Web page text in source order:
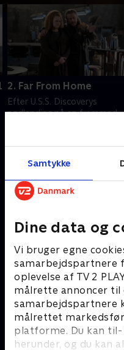
Samtykke
Dine data og
Vi bruger egne
samarbejdspartnere
oplevelse af TV 2
målrette annoncer til
samarbejdspartnere
målrettet
platforme. Du kan
herunder, og du kan
2. Far From Home
Efter U.S.S. Discoverys
nødlanding på en fremmed
Saru og Tilly ud for at finde
Burnham.
Andre så også
Doc Martin
Drama • 10 sæsoner